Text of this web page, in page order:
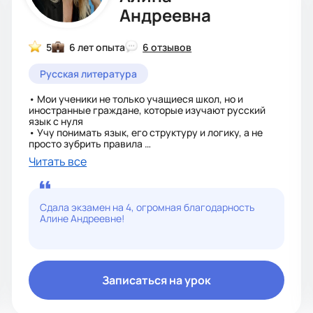
Андреевна
5 6 лет опыта
6 отзывов
Русская литература
• Мои ученики не только учащиеся школ, но и
иностранные граждане, которые изучают русский
язык с нуля
• Учу понимать язык, его структуру и логику, а не
просто зубрить правила
• В 2020 году двое иностранных учеников поступили
в магистратуру
темы
• Средняя успеваемость учеников после длительной
работы со мной - 4,5
ученику
• Практикую подготовку к ВПР
• Нахожусь постоянно на связи с учениками в
мессенджерах и социальных сетях
Читать все
Сдала экзамен на 4, огромная благодарность
Алине Андреевне!
Записаться на урок